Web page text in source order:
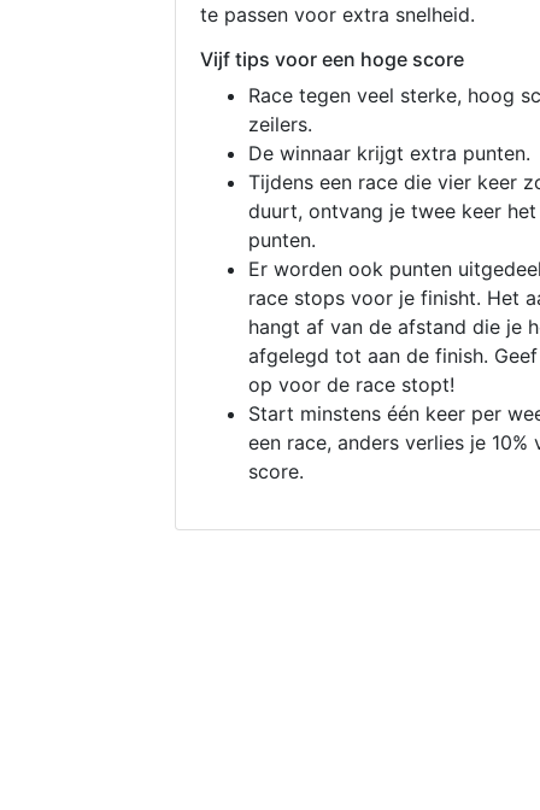
te passen voor extra snelheid.
Vijf tips voor een hoge score
Race tegen veel sterke, hoog
zeilers.
De winnaar krijgt extra punten.
Tijdens een race die vier keer
duurt, ontvang je twee keer
punten.
Er worden ook punten
race stops voor je finisht. Het
hangt af van de afstand die je
afgelegd tot aan de finish.
op voor de race stopt!
Start minstens één keer per
een race, anders verlies je 10%
score.